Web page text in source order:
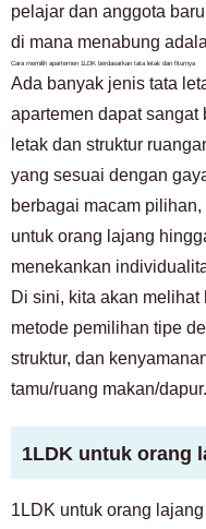
pelajar dan anggota
di mana menabung
Cara memilih apartemen 1LDK berdasarkan tata letak dan fiturnya
Ada banyak jenis tata
apartemen dapat sangat
letak dan struktur
yang sesuai dengan
berbagai macam
untuk orang lajang
menekankan
Di sini, kita akan
metode pemilihan tipe
struktur, dan
tamu/ruang makan/dapur.
1LDK untuk orang
1LDK untuk orang